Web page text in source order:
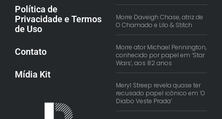
Política de
Privacidade e Termos
de Uso
Contato
Mídia Kit
Morre Daveigh Chase, atriz de
O Chamado e Lilo & Stitch
Morre ator Michael Pennington,
conhecido por papel em ‘Star
Wars’, aos 82 anos
Meryl Streep revela quase ter
recusado papel icônico em ‘O
Diabo Veste Prada’